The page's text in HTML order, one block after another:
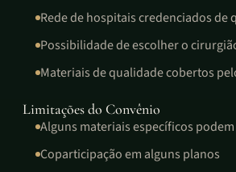
Rede de hospitais credenciados de
Possibilidade de escolher o
Materiais de qualidade cobertos
Limitações do Convênio
Alguns materiais específicos
Coparticipação em alguns planos